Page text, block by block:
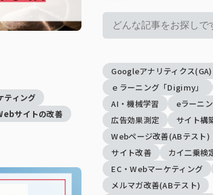
ティング
サイトの改善
検
索:
Googleアナリティクス(GA)
ｅラーニング「Digimy」
AI・機械学習
eラーニ
広告効果測定
サイト構
Webページ改善(ABテスト)
サイト改善
カイ二乗検
EC・Webマーケティング
メルマガ改善(ABテスト)